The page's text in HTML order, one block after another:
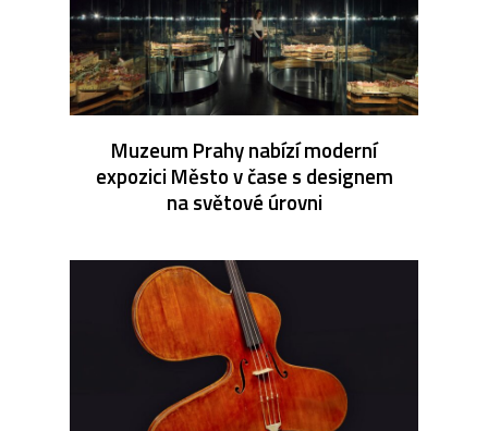
Muzeum Prahy nabízí moderní
expozici Město v čase s designem
na světové úrovni